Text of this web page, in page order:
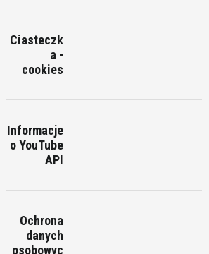
Ciasteczk
a -
cookies
Informacje
o YouTube
API
Ochrona
danych
osobowyc